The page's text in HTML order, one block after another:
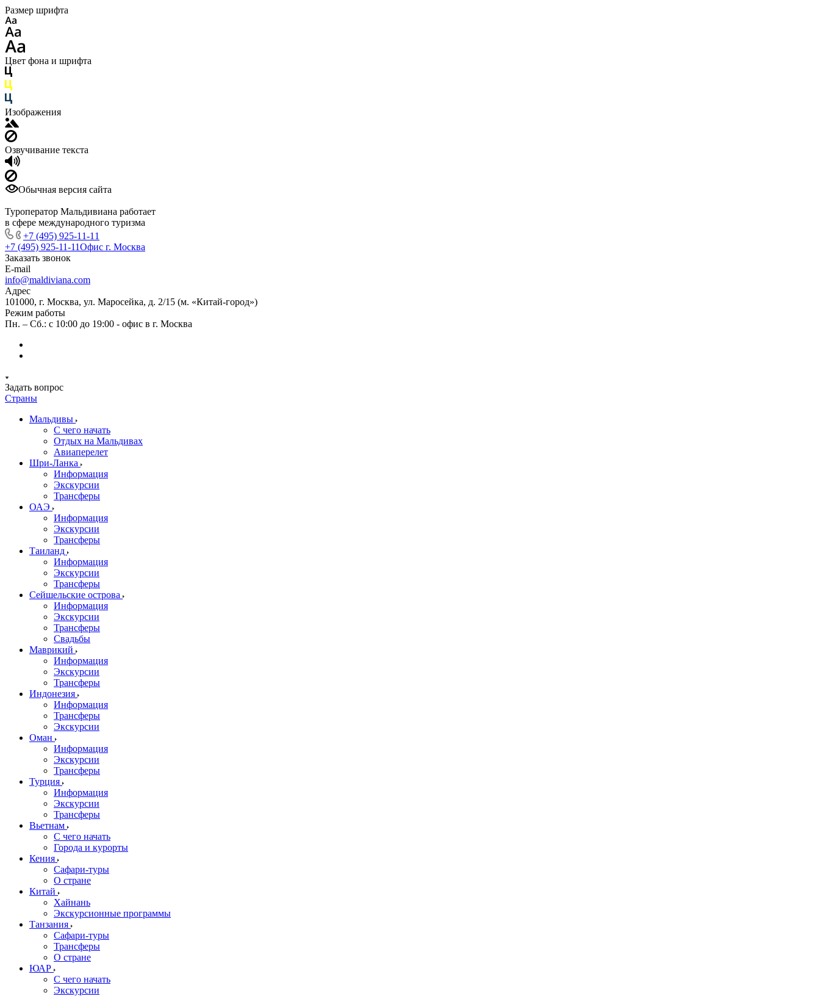
Размер шрифта
Цвет фона и шрифта
Изображения
Озвучивание текста
Обычная версия сайта
Туроператор Мальдивиана работает
в сфере международного туризма
+7 (495) 925-11-11
+7 (495) 925-11-11Офис г. Москва
Заказать звонок
E-mail
info@maldiviana.com
Адрес
101000, г. Москва, ул. Маросейка, д. 2/15 (м. «Китай-город»)
Режим работы
Пн. – Сб.: с 10:00 до 19:00 - офис в г. Москва
Задать вопрос
Страны
Мальдивы
С чего начать
Отдых на Мальдивах
Авиаперелет
Шри-Ланка
Информация
Экскурсии
Трансферы
ОАЭ
Информация
Экскурсии
Трансферы
Таиланд
Информация
Экскурсии
Трансферы
Сейшельские острова
Информация
Экскурсии
Трансферы
Свадьбы
Маврикий
Информация
Экскурсии
Трансферы
Индонезия
Информация
Трансферы
Экскурсии
Оман
Информация
Экскурсии
Трансферы
Турция
Информация
Экскурсии
Трансферы
Вьетнам
С чего начать
Города и курорты
Кения
Сафари-туры
О стране
Китай
Хайнань
Экскурсионные программы
Танзания
Сафари-туры
Трансферы
О стране
ЮАР
С чего начать
Экскурсии